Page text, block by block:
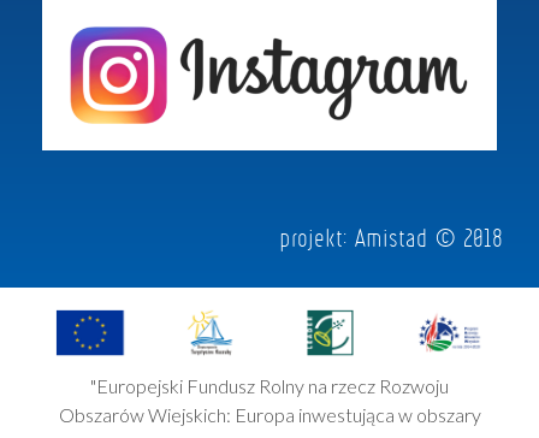
projekt: Amistad © 2018
"Europejski Fundusz Rolny na rzecz Rozwoju
Obszarów Wiejskich: Europa inwestująca w obszary